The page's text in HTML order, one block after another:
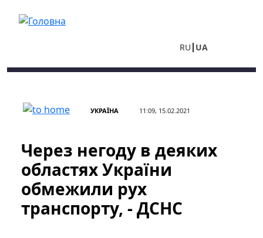
RU UA
УКРАЇНА 11:09, 15.02.2021
Через негоду в деяких
областях України
обмежили рух
транспорту, - ДСНС